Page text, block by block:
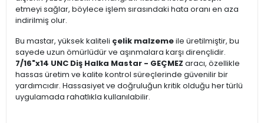
etmeyi sağlar, böylece işlem sırasındaki hata oranı en aza
indirilmiş olur.
Bu mastar, yüksek kaliteli çelik malzemeile üretilmiştir, bu
sayede uzun ömürlüdür ve aşınmalara karşı dirençlidir.
7/16"x14 UNC Diş Halka Mastar - GEÇMEZ aracı, özellikle
hassas üretim ve kalite kontrol süreçlerinde güvenilir bir
yardımcıdır. Hassasiyet ve doğruluğun kritik olduğu her türlü
uygulamada rahatlıkla kullanılabilir.